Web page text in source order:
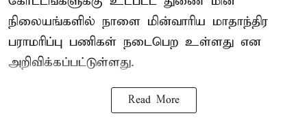
நிலையங்களில் நாளை மின்வாரிய மாதாந்திர
பராமரிப்பு பணிகள் நடைபெற உள்ளது என
அறிவிக்கப்பட்டுள்ளது.
Read More